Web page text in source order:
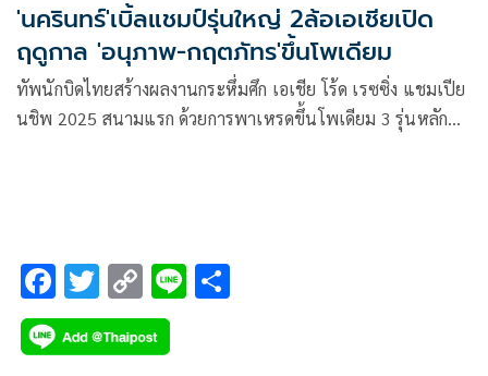
'นครินทร์'เบิ้ลแชมป์รุ่นใหญ่ 2ล้อเอเชียเปิด
ฤดูกาล 'อนุภาพ-กฤตภัทร'ขึ้นโพเดียม
ทัพนักบิดไทยสร้างผลงานกระหึ่มศึก เอเชีย โร้ด เรซซิ่ง แชมเปีย
นชิพ 2025 สนามแรก ด้วยการพาเหรดขึ้นโพเดียม 3 รุ่นหลัก
ซามูล ในรุ่น ซูเปอร์สปอร์ต 600 ซีซี และ “ไอเดีย” กฤตภัทร
เขื่อนคำ จากรุ่น เอเชีย โปรดักชั่น 250 ซีซี
F
ac
e
T
wi
tt
C
o
p
Li